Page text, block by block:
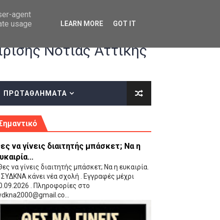
οδηγίες επί του ΚΑΝΟΝΙΣΜΟΥ ΕΓΓΡΑΦΩΝ-ΜΕΤΑΓΡΑΦΩΝ ΤΗΣ
(VIDEO)
Νότιας Αττικής
ΠΡΩΤΑΘΛΗΜΑΤΑ
να γίνεις διαιτητής μπάσκετ; Να η
να γίνεις διαιτητής μπάσκετ; Να η ευκαιρία.
κάνει νέα σχολή . Εγγραφές μέχρι
. Πληροφορίες στο
agent
usage
LEARN MORE GOT IT